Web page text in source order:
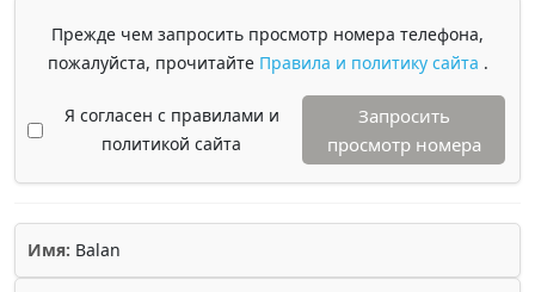
Прежде чем запросить просмотр номера телефона,
пожалуйста, прочитайте Правила и политику сайта .
Я согласен с правилами и
политикой сайта
Запросить
просмотр номера
Имя: Balan